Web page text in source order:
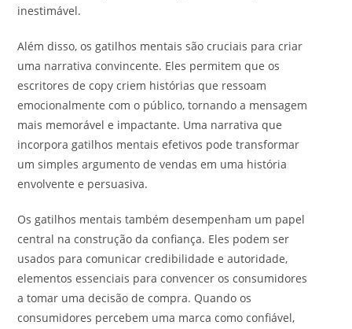
inestimável.
Além disso, os gatilhos mentais são cruciais para criar
uma narrativa convincente. Eles permitem que os
escritores de copy criem histórias que ressoam
emocionalmente com o público, tornando a mensagem
mais memorável e impactante. Uma narrativa que
incorpora gatilhos mentais efetivos pode transformar
um simples argumento de vendas em uma história
envolvente e persuasiva.
Os gatilhos mentais também desempenham um papel
central na construção da confiança. Eles podem ser
usados para comunicar credibilidade e autoridade,
elementos essenciais para convencer os consumidores
a tomar uma decisão de compra. Quando os
consumidores percebem uma marca como confiável,